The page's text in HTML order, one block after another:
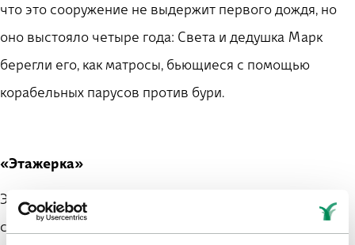
что это сооружение не выдержит первого дождя, но
оно выстояло четыре года: Света и дедушка Марк
берегли его, как матросы, бьющиеся с помощью
корабельных парусов против бури.
«Этажерка»
Этажерка — типичный стеллаж, который был в каждом
советском доме. Мои бабушка и дедушка привезли её